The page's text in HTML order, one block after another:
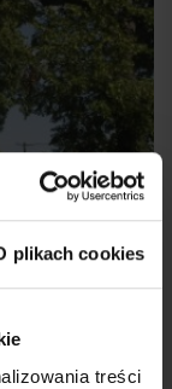
plikach cookies
treści